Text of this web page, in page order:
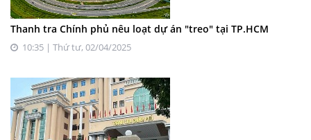
Thanh tra Chính phủ nêu loạt dự án "treo" tại TP.HCM
10:35 | Thứ tư, 02/04/2025